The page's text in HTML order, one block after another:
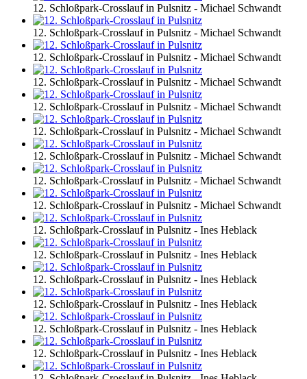
12. Schloßpark-Crosslauf in Pulsnitz - Michael Schwandt
12. Schloßpark-Crosslauf in Pulsnitz - Michael Schwandt
12. Schloßpark-Crosslauf in Pulsnitz - Michael Schwandt
12. Schloßpark-Crosslauf in Pulsnitz - Michael Schwandt
12. Schloßpark-Crosslauf in Pulsnitz - Michael Schwandt
12. Schloßpark-Crosslauf in Pulsnitz - Michael Schwandt
12. Schloßpark-Crosslauf in Pulsnitz - Michael Schwandt
12. Schloßpark-Crosslauf in Pulsnitz - Michael Schwandt
12. Schloßpark-Crosslauf in Pulsnitz - Michael Schwandt
12. Schloßpark-Crosslauf in Pulsnitz - Ines Heblack
12. Schloßpark-Crosslauf in Pulsnitz - Ines Heblack
12. Schloßpark-Crosslauf in Pulsnitz - Ines Heblack
12. Schloßpark-Crosslauf in Pulsnitz - Ines Heblack
12. Schloßpark-Crosslauf in Pulsnitz - Ines Heblack
12. Schloßpark-Crosslauf in Pulsnitz - Ines Heblack